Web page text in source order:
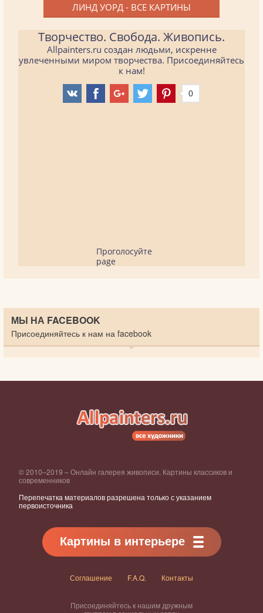
ЛИНД УОРД - ВСЕ КАРТИНЫ
Творчество. Свобода. Живопись.
Allpainters.ru создан людьми, искренне
увлеченными миром творчества. Присоединяйтесь
к нам!
0
Проголосуйте
page
МЫ НА FACEBOOK
Присоединяйтесь к нам на facebook
© 2010–2019 – Онлайн галерея живописи. Картины классиков и
современников
Перепечатка материалов разрешена только с указанием
первоисточника
Картины в интерьере
Соглашение F.A.Q. Контакты
Присоединяйтесь к нашим дружным